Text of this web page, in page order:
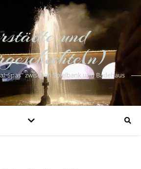
und
Spas" zwischen Spielbank und Badehaus